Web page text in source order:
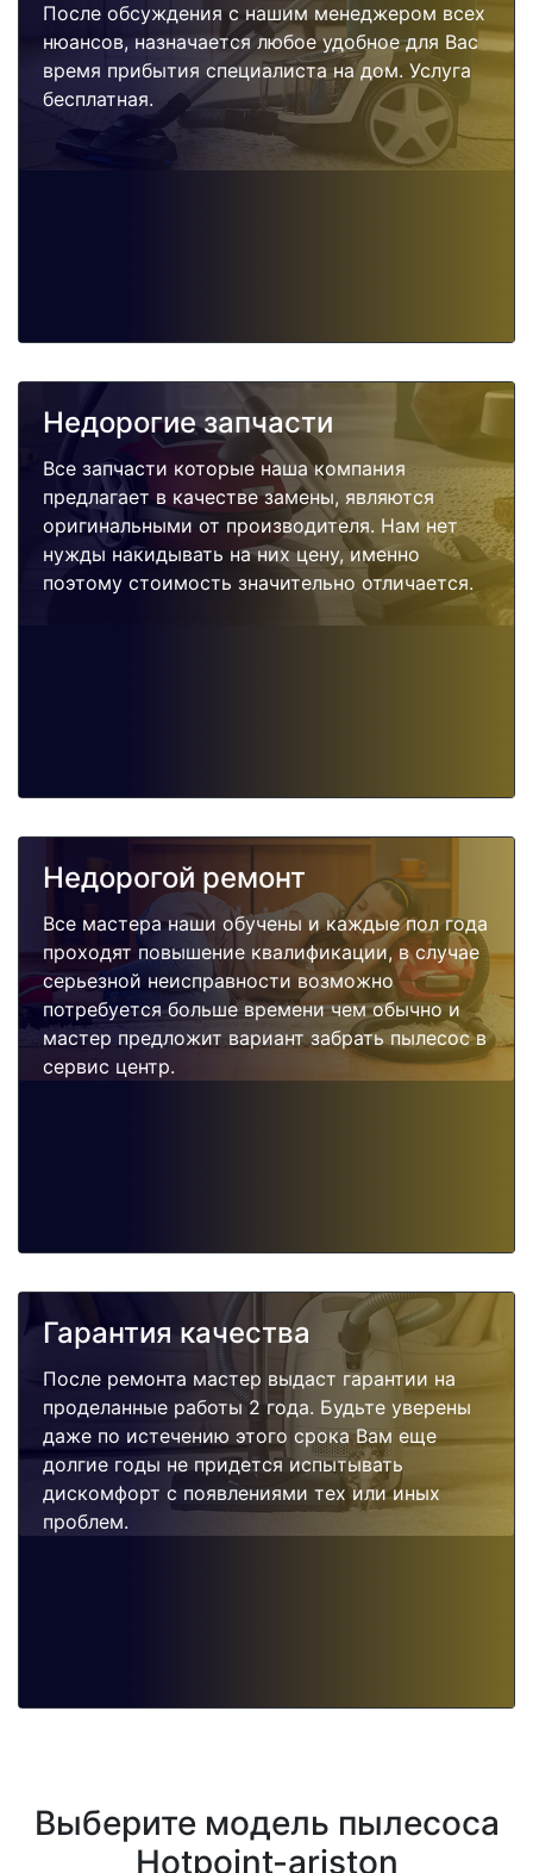
После обсуждения с нашим менеджером всех
нюансов, назначается любое удобное для Вас
время прибытия специалиста на дом. Услуга
бесплатная.
Недорогие запчасти
Все запчасти которые наша компания
предлагает в качестве замены, являются
оригинальными от производителя. Нам нет
нужды накидывать на них цену, именно
поэтому стоимость значительно отличается.
Недорогой ремонт
Все мастера наши обучены и каждые пол года
проходят повышение квалификации, в случае
серьезной неисправности возможно
потребуется больше времени чем обычно и
мастер предложит вариант забрать пылесос в
сервис центр.
Гарантия качества
После ремонта мастер выдаст гарантии на
проделанные работы 2 года. Будьте уверены
даже по истечению этого срока Вам еще
долгие годы не придется испытывать
дискомфорт с появлениями тех или иных
проблем.
Выберите модель пылесоса
Hotpoint-ariston